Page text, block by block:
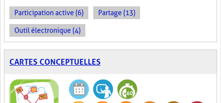
Participation active (6) Partage (13)
Outil électronique (4)
CARTES CONCEPTUELLES